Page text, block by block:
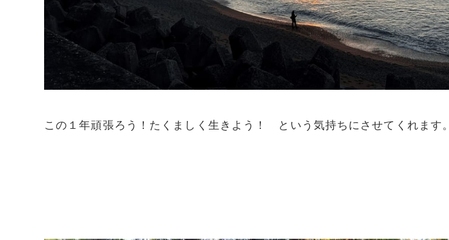
この１年頑張ろう！たくましく生きよう！ という気持ちにさせてくれます。